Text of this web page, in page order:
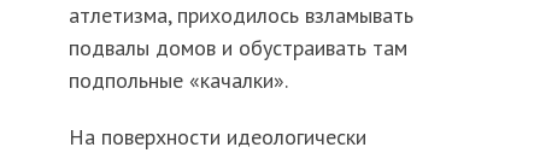
атлетизма, приходилось взламывать
подвалы домов и обустраивать там
подпольные «качалки».
На поверхности идеологически